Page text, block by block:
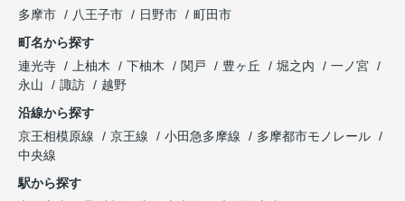
多摩市
八王子市 日野市
町田市
町名から探す
連光寺
上柚木 下柚木 関戸 豊ヶ丘 堀之内
一ノ宮
永山
諏訪
越野
沿線から探す
京王相模原線
京王線 小田急多摩線
多摩都市モノレール
中央線
駅から探す